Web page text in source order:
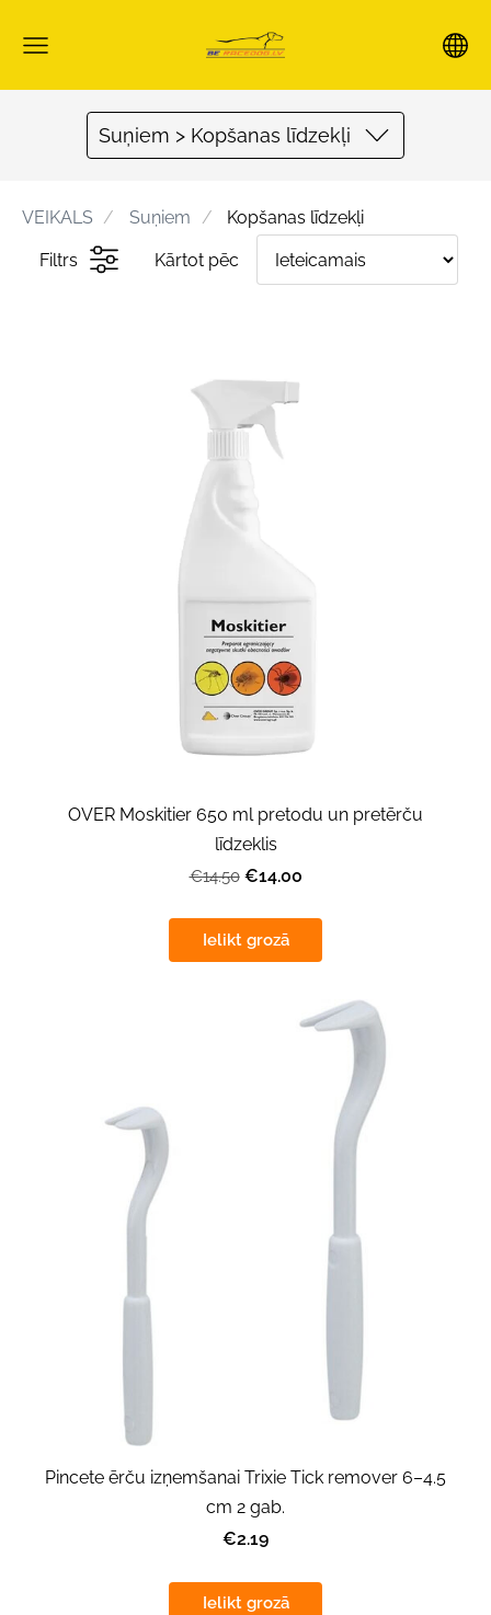
Suņiem > Kopšanas līdzekļi
VEIKALS Suņiem Kopšanas līdzekļi
Filtrs Kārtot pēc
OVER Moskitier 650 ml pretodu un pretērču
līdzeklis
€14.50 €14.00
Ielikt grozā
Pincete ērču izņemšanai Trixie Tick remover 6–4.5
cm 2 gab.
€2.19
Ielikt grozā